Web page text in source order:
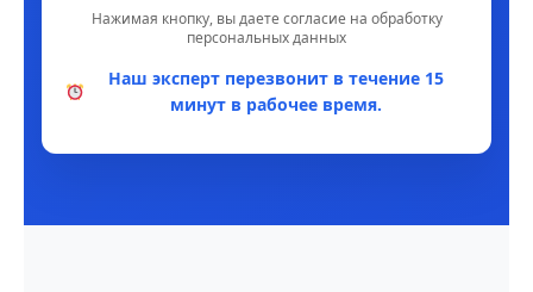
Нажимая кнопку, вы даете согласие на обработку
персональных данных
Наш эксперт перезвонит в течение 15
минут в рабочее время.